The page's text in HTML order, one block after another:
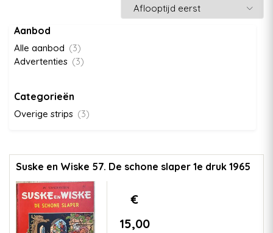
Aanbod
Alle aanbod (3)
Advertenties (3)
Categorieën
Overige strips (3)
Suske en Wiske 57. De schone slaper 1e druk 1965
€
15,00